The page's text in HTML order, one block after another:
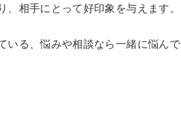
相手にとって好印象を与えます。
いる、悩みや相談なら一緒に悩んで